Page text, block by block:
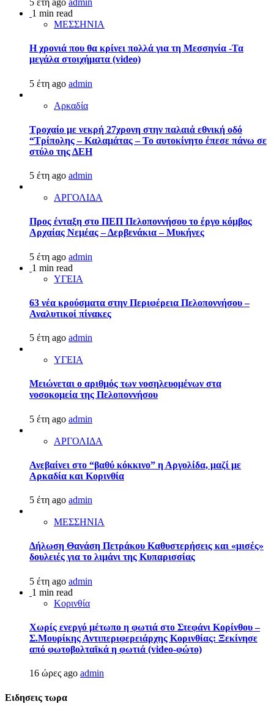
5 έτη ago admin
1 min read
ΜΕΣΣΗΝΙΑ
Η χρονιά που θα κρίνει πολλά για τη Μεσσηνία -Τα
μεγάλα στοιχήματα (video)
5 έτη ago admin
Αρκαδία
Τροχαίο με νεκρή 27χρονη στην παλαιά εθνική οδό
“Τρίπολης – Καλαμάτας – Το αυτοκίνητο έπεσε πάνω σε
στύλο της ΔΕΗ
5 έτη ago admin
ΑΡΓΟΛΙΔΑ
Προς ένταξη στο ΠΕΠ Πελοποννήσου το έργο κόμβος
Αρχαίας Νεμέας – Δερβενάκια – Μυκήνες
5 έτη ago admin
1 min read
ΥΓΕΙΑ
63 νέα κρούσματα στην Περιφέρεια Πελοποννήσου –
Αναλυτικοί πίνακες
5 έτη ago admin
ΥΓΕΙΑ
Μειώνεται ο αριθμός των νοσηλευομένων στα
νοσοκομεία της Πελοποννήσου
5 έτη ago admin
ΑΡΓΟΛΙΔΑ
Ανεβαίνει στο “βαθύ κόκκινο” η Αργολίδα, μαζί με
Αρκαδία και Κορινθία
5 έτη ago admin
ΜΕΣΣΗΝΙΑ
Δήλωση Θανάση Πετράκου Καθυστερήσεις και «μισές»
δουλειές για το λιμάνι της Κυπαρισσίας
5 έτη ago admin
1 min read
Κορινθία
Χωρίς ενεργό μέτωπο η φωτιά στο Στεφάνι Κορίνθου –
Σ.Μουρίκης Αντιπεριφερειάρχης Κορινθίας: Ξεκίνησε
από φωτοβολταϊκά η φωτιά (video-φώτο)
16 ώρες ago admin
Ειδησεις τωρα